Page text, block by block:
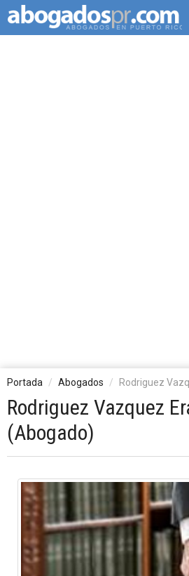
Portada Abogados Rodriguez
Rodriguez Vazquez
(Abogado)